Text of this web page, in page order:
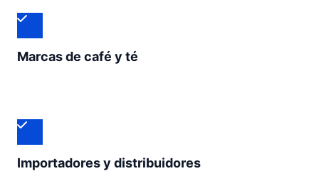
Marcas de café y té
Importadores y distribuidores